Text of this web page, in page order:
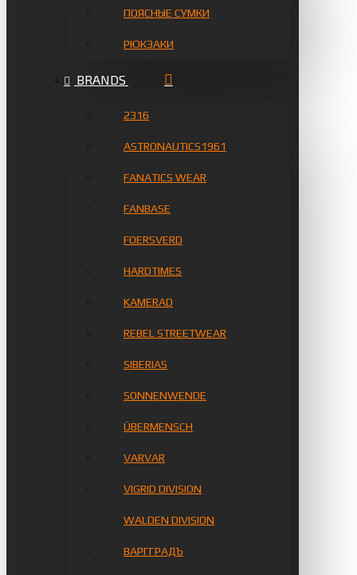
ПОЯСНЫЕ СУМКИ
РЮКЗАКИ
BRANDS
2316
ASTRONAUTICS1961
FANATICS WEAR
FANBASE
FOERSVERD
HARDTIMES
KAMERAD
REBEL STREETWEAR
SIBERIAS
SONNENWENDE
ÜBERMENSCH
VARVAR
VIGRID DIVISION
WALDEN DIVISION
ВАРГГРАДЪ